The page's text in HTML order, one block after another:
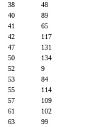
38
48
40
89
41
65
42
117
47
131
50
134
52
9
53
84
55
114
57
109
61
102
63
99